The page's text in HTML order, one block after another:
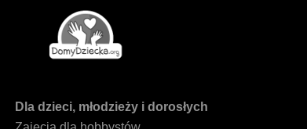
Dla dzieci, młodzieży i dorosłych